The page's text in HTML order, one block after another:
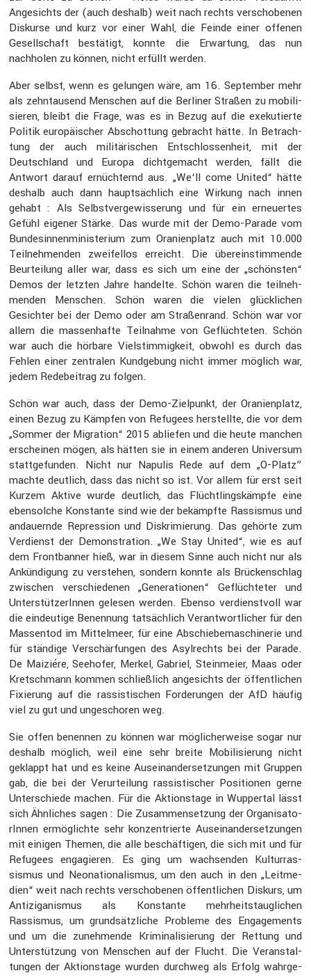
Angesichts der (auch deshalb) weit nach rechts verscho­benen
Diskurse und kurz vor einer Wahl, die Feinde einer offenen
Gesell­schaft bestä­tigt, konnte die Erwar­tung, das nun
nachholen zu können, nicht erfüllt werden.
Aber selbst, wenn es gelungen wäre, am 16. September mehr
als zehntau­send Menschen auf die Berliner Straßen zu mobili­
sieren, bleibt die Frage, was es in Bezug auf die exeku­tierte
Politik europäi­scher Abschot­tung gebracht hätte. In Betrach­
tung der auch militä­ri­schen Entschlos­sen­heit, mit der
Deutsch­land und Europa dicht­ge­macht werden, fällt die
Antwort darauf ernüch­ternd aus. „We‘ll come United“ hätte
deshalb auch dann haupt­säch­lich eine Wirkung nach innen
gehabt : Als Selbst­ver­ge­wis­se­rung und für ein erneu­ertes
Gefühl eigener Stärke. Das wurde mit der Demo-Parade vom
Bundes­in­nen­mi­nis­te­rium zum Orani­en­platz auch mit 10.000
Teilneh­menden zweifellos erreicht. Die überein­stim­mende
Beurtei­lung aller war, dass es sich um eine der „schönsten“
Demos der letzten Jahre handelte. Schön waren die teilneh­
menden Menschen. Schön waren die vielen glück­li­chen
Gesichter bei der Demo oder am Straßen­rand. Schön war vor
allem die massen­hafte Teilnahme von Geflüch­teten. Schön
war auch die hörbare Vielstim­mig­keit, obwohl es durch das
Fehlen einer zentralen Kundge­bung nicht immer möglich war,
jedem Redebei­trag zu folgen.
Schön war auch, dass der Demo-Zielpunkt, der Orani­en­platz,
einen Bezug zu Kämpfen von Refugees herstellte, die vor dem
„Sommer der Migra­tion“ 2015 abliefen und die heute manchen
erscheinen mögen, als hätten sie in einem anderen Universum
statt­ge­funden. Nicht nur Napulis Rede auf dem „O-Platz”
machte deutlich, dass das nicht so ist. Vor allem für erst seit
Kurzem Aktive wurde deutlich, das Flücht­lings­kämpfe eine
ebensolche Konstante sind wie der bekämpfte Rassismus und
andau­ernde Repres­sion und Diskri­mie­rung. Das gehörte zum
Verdienst der Demons­tra­tion. „We Stay United“, wie es auf
dem Front­banner hieß, war in diesem Sinne auch nicht nur als
Ankün­di­gung zu verstehen, sondern konnte als Brücken­schlag
zwischen verschie­denen „Genera­tionen“ Geflüch­teter und
Unter­stüt­ze­rInnen gelesen werden. Ebenso verdienst­voll war
die eindeu­tige Benen­nung tatsäch­lich Verant­wort­li­cher für den
Massentod im Mittel­meer, für eine Abschie­be­ma­schi­nerie und
für ständige Verschär­fungen des Asylrechts bei der Parade.
De Maiziére, Seehofer, Merkel, Gabriel, Stein­meier, Maas oder
Kretsch­mann kommen schließ­lich angesichts der öffent­li­chen
Fixie­rung auf die rassis­ti­schen Forde­rungen der AfD häufig
viel zu gut und ungeschoren weg.
Sie offen benennen zu können war mögli­cher­weise sogar nur
deshalb möglich, weil eine sehr breite Mobili­sie­rung nicht
geklappt hat und es keine Ausein­an­der­set­zungen mit Gruppen
gab, die bei der Verur­tei­lung rassis­ti­scher Positionen gerne
Unter­schiede machen. Für die Aktions­tage in Wuppertal lässt
sich Ähnli­ches sagen : Die Zusam­men­set­zung der Organi­sa­to­
rInnen ermög­lichte sehr konzen­trierte Ausein­an­der­set­zungen
mit einigen Themen, die alle beschäf­tigen, die sich mit und für
Refugees engagieren. Es ging um wachsenden Kultur­ras­
sismus und Neona­tio­na­lismus, um den auch in den „Leitme­
dien“ weit nach rechts verscho­benen öffent­li­chen Diskurs, um
Antizi­ga­nismus als Konstante mehrheits­taug­li­chen
Rassismus, um grund­sätz­liche Probleme des Engage­ments
und um die zuneh­mende Krimi­na­li­sie­rung der Rettung und
Unter­stüt­zung von Menschen auf der Flucht. Die Veran­stal­
tungen der Aktions­tage wurden durchweg als Erfolg wahrge­